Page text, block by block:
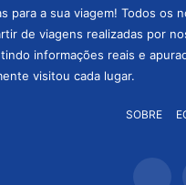
para a sua viagem! Todos os
de viagens realizadas por
informações reais e
visitou cada lugar.
SOBRE